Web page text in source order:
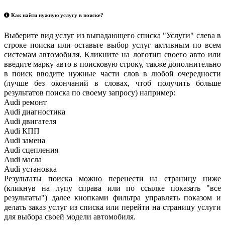
Как найти нужную услугу в поиске?
Выберите вид услуг из выпадающего списка "Услуги" слева в
строке поиска или оставьте выбор услуг активным по всем
системам автомобиля. Кликните на логотип своего авто или
введите марку авто в поисковую строку, также дополнительно
в поиск вводите нужные части слов в любой очередности
(лучше без окончаний в словах, чтоб получить больше
результатов поиска по своему запросу) например:
Audi ремонт
Audi диагностика
Audi двигателя
Audi КПП
Audi замена
Audi сцепления
Audi масла
Audi установка
Результаты поиска можно перенести на страницу ниже
(кликнув на лупу справа или по ссылке показать "все
результаты") далее кнопками фильтра управлять показом и
делать заказ услуг из списка или перейти на страницу услуги
для выбора своей модели автомобиля.